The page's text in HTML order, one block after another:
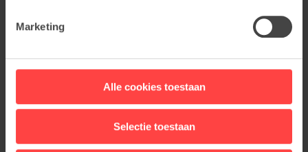
Marketing
Alle cookies toestaan
Selectie toestaan